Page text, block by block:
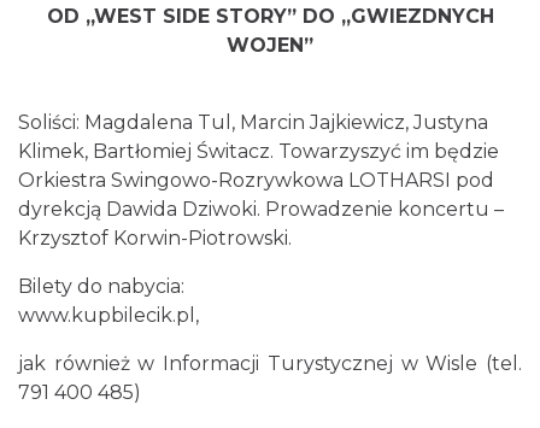
OD „WEST SIDE STORY” DO „GWIEZDNYCH
WOJEN”
Soliści: Magdalena Tul, Marcin Jajkiewicz, Justyna
Klimek, Bartłomiej Świtacz. Towarzyszyć im będzie
Orkiestra Swingowo-Rozrywkowa LOTHARSI pod
dyrekcją Dawida Dziwoki. Prowadzenie koncertu –
Krzysztof Korwin-Piotrowski.
Bilety do nabycia:
www.kupbilecik.pl,
jak również w Informacji Turystycznej w Wisle (tel.
791 400 485)